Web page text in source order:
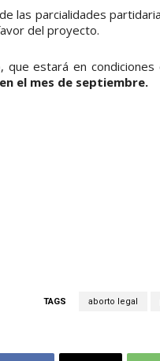
las parcialidades
del proyecto.
que estará en
el mes de septiembre.
TAGS aborto legal